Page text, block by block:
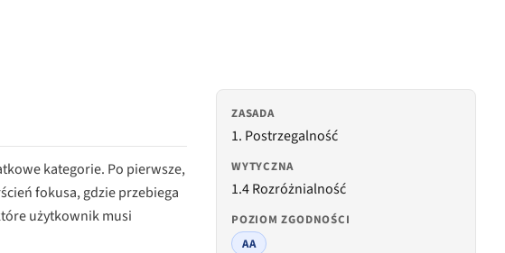
kategorie. Po pierwsze,
fokusa, gdzie przebiega
użytkownik musi
ZASADA
1. Postrzegalność
WYTYCZNA
1.4 Rozróżnialność
POZIOM ZGODNOŚCI
AA